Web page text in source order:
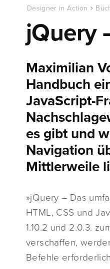
Designer in Action
jQuery
Maximilian
Handbuch
JavaScript-
es gibt und
Navigation
Mittlerweile
»jQuery – Das
HTML, CSS und
1.10.2 und 2.0.3.
verschaffen,
Befehle